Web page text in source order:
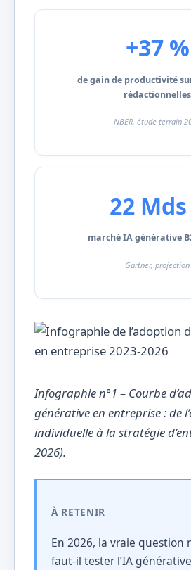
+37 %
de gain de productivité
rédactionnelles
NBER, étude terrain
22
marché IA générative
Gartner, projection
Infographie n°1 – Courbe
générative en entreprise : de
individuelle à la stratégie
2026).
À RETENIR
En 2026, la vraie question
faut-il tester l’IA